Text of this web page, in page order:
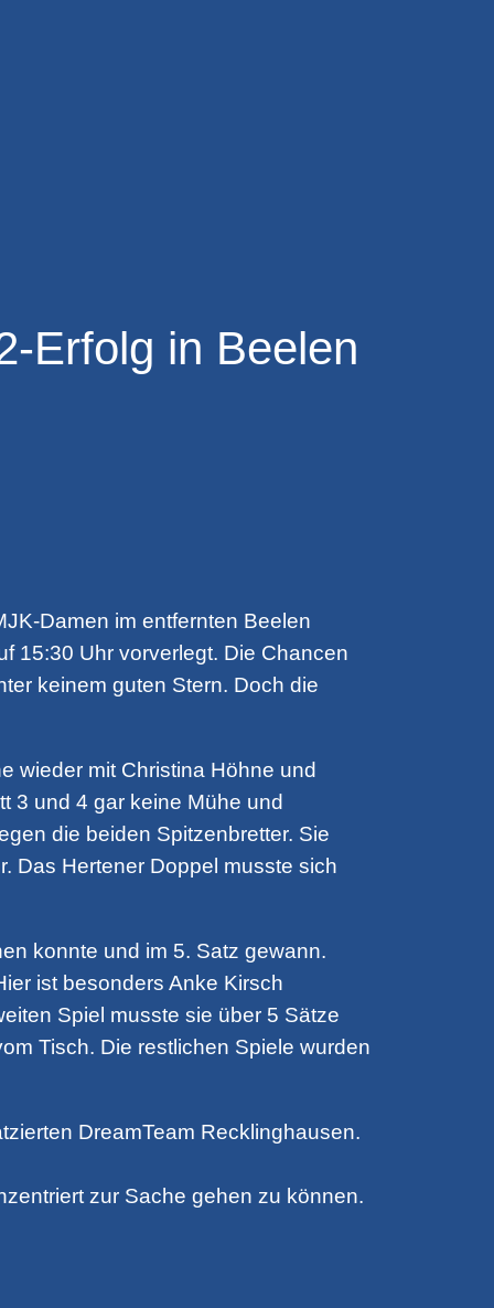
Erfolg in Beelen
Damen im entfernten Beelen
15:30 Uhr vorverlegt. Die Chancen
keinem guten Stern. Doch die
wieder mit Christina Höhne und
3 und 4 gar keine Mühe und
die beiden Spitzenbretter. Sie
Das Hertener Doppel musste sich
konnte und im 5. Satz gewann.
ist besonders Anke Kirsch
Spiel musste sie über 5 Sätze
Tisch. Die restlichen Spiele wurden
DreamTeam Recklinghausen.
zur Sache gehen zu können.